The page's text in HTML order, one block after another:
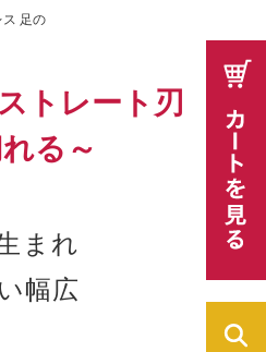
足の
トレート刃
る～
まれ
幅広